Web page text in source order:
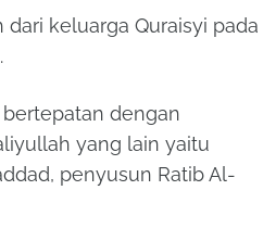
dari keluarga Quraisyi pada
dengan
yang lain yaitu
penyusun Ratib Al-